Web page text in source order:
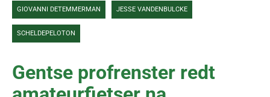
GIOVANNI DETEMMERMAN JESSE VANDENBULCKE
SCHELDEPELOTON
Gentse profrenster redt